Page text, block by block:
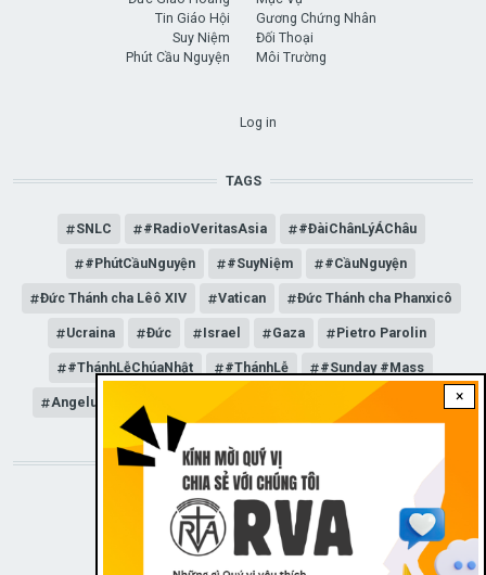
×
Tin Giáo Hội
Suy Niệm
Phút Cầu Nguyện
Gương Chứng Nhân
Đối Thoại
Môi Trường
Log in
TAGS
SNLC #RadioVeritasAsia #ĐàiChânLýÁChâu
#PhútCầuNguyện #SuyNiệm #CầuNguyện
Đức Thánh cha Lêô XIV Vatican Đức Thánh cha Phanxicô
Ucraina Đức Israel Gaza Pietro Parolin
#ThánhLễChúaNhật #ThánhLễ #Sunday #Mass
Angelus Đức Giáo hoàng Lêô XIV General Audience
STAY CONNECTED WITH US!